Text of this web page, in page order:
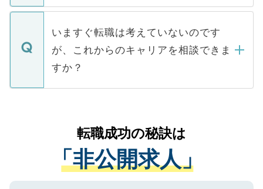
関を公にしてしまうと、応募が殺到する場
に、医療機関が求める条件に合った人材の
みを人材紹介会社に依頼するケースが増え
ています。
定を承諾する必要はありません。内定先へ
の辞退の連絡はキャリアパートナーが行い
ますので、ご安心ください。
個人情報が漏えいすることはありませんの
で、ご安心ください。当サイトからの登録
などで収集したご登録者様の個人情報は、
ご本人のキャリアアップおよび転職活動の
支援を目的に使用いたします。お預かりし
ているすべての個人データはご本人の許可
は、個人情報の取り扱いについての厳密な
管理基準を満たした事業者のみに付与され
る、プライバシーマークを取得済みです。
ご登録いただいた個人情報は、SSL（デー
いますぐ転職は考えていないのです
が、これからのキャリアを相談できま
すか？
かがいして、現在の医療機関の状況や紹介
経験をまじえながら、適切なアドバイスを
させていただきます。すぐにご転職をされ
ない方には、長期的なサポートが可能です
ので、まずはご登録ください。
転職成功の秘訣は
「非公開求人」